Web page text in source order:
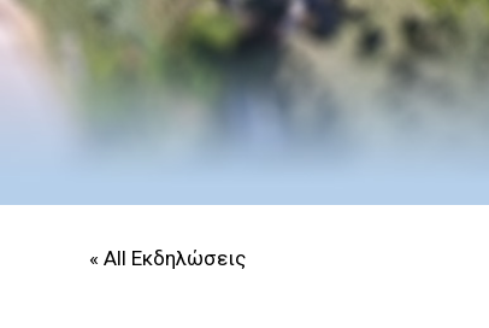
« All Εκδηλώσεις